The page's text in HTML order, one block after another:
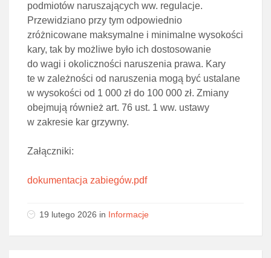
podmiotów naruszających ww. regulacje.
Przewidziano przy tym odpowiednio
zróżnicowane maksymalne i minimalne wysokości
kary, tak by możliwe było ich dostosowanie
do wagi i okoliczności naruszenia prawa. Kary
te w zależności od naruszenia mogą być ustalane
w wysokości od 1 000 zł do 100 000 zł. Zmiany
obejmują również art. 76 ust. 1 ww. ustawy
w zakresie kar grzywny.
Załączniki:
dokumentacja zabiegów.pdf
19 lutego 2026 in Informacje